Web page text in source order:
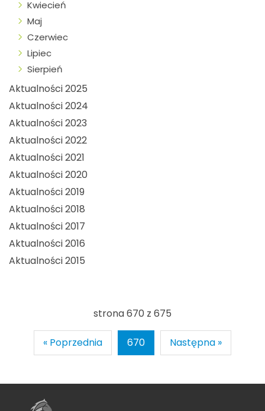
Kwiecień
Maj
Czerwiec
Lipiec
Sierpień
Aktualności 2025
Aktualności 2024
Aktualności 2023
Aktualności 2022
Aktualności 2021
Aktualności 2020
Aktualności 2019
Aktualności 2018
Aktualności 2017
Aktualności 2016
Aktualności 2015
strona 670 z 675
« Poprzednia 670 Następna »